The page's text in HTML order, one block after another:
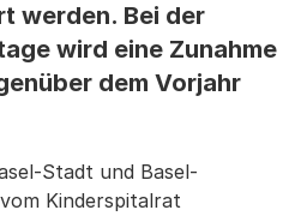
werden. Bei der
wird eine Zunahme
dem Vorjahr
Stadt und Basel-
Kinderspitalrat